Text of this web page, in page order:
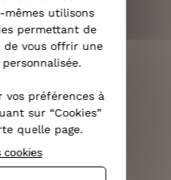
RAPIDE
70€
14 JOURS
utilisons
permettant de
vous offrir une
vos préférences à
sur “Cookies”
quelle page.
cookies